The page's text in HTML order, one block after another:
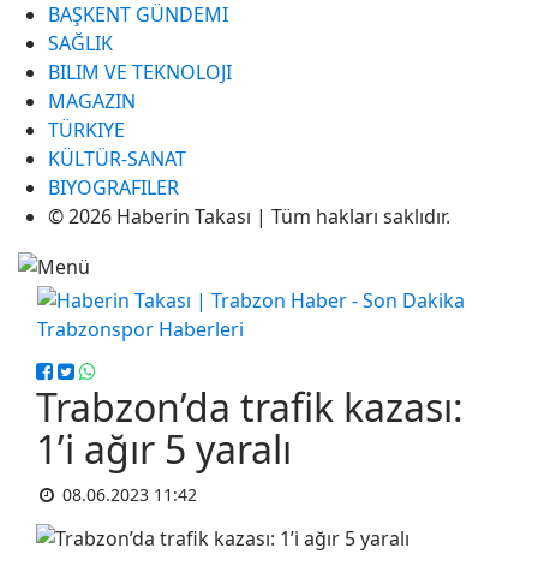
BAŞKENT GÜNDEMI
SAĞLIK
BILIM VE TEKNOLOJI
MAGAZIN
TÜRKIYE
KÜLTÜR-SANAT
BIYOGRAFILER
© 2026 Haberin Takası | Tüm hakları saklıdır.
Trabzon’da trafik kazası:
1’i ağır 5 yaralı
08.06.2023 11:42